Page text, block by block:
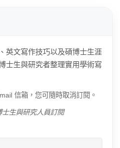
英文寫作技巧以及碩博士生涯
士生與研究者整理實用學術寫
信箱，您可隨時取消訂閱。
生與研究人員訂閱